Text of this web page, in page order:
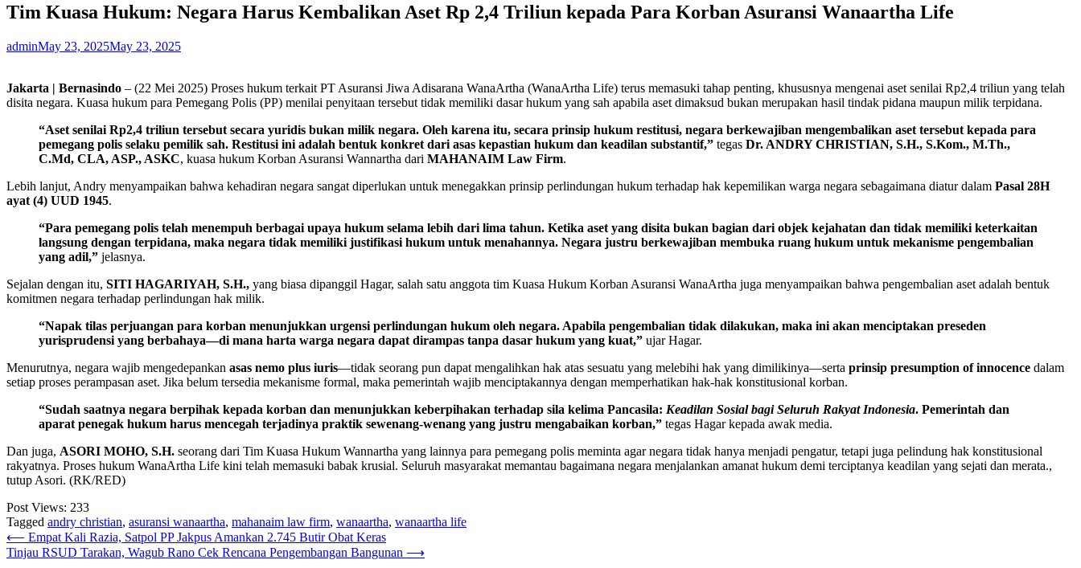
Tim Kuasa Hukum: Negara Harus Kembalikan Aset Rp 2,4 Triliun kepada Para Korban Asuransi Wanaartha Life
adminMay 23, 2025May 23, 2025
Jakarta | Bernasindo – (22 Mei 2025) Proses hukum terkait PT Asuransi Jiwa Adisarana WanaArtha (WanaArtha Life) terus memasuki tahap penting, khususnya mengenai aset senilai Rp2,4 triliun yang telah
disita negara. Kuasa hukum para Pemegang Polis (PP) menilai penyitaan tersebut tidak memiliki dasar hukum yang sah apabila aset dimaksud bukan merupakan hasil tindak pidana maupun milik terpidana.
“Aset senilai Rp2,4 triliun tersebut secara yuridis bukan milik negara. Oleh karena itu, secara prinsip hukum restitusi, negara berkewajiban mengembalikan aset tersebut kepada para
pemegang polis selaku pemilik sah. Restitusi ini adalah bentuk konkret dari asas kepastian hukum dan keadilan substantif,” tegas Dr. ANDRY CHRISTIAN, S.H., S.Kom., M.Th.,
C.Md, CLA, ASP., ASKC, kuasa hukum Korban Asuransi Wannartha dari MAHANAIM Law Firm.
Lebih lanjut, Andry menyampaikan bahwa kehadiran negara sangat diperlukan untuk menegakkan prinsip perlindungan hukum terhadap hak kepemilikan warga negara sebagaimana diatur dalam Pasal 28H
ayat (4) UUD 1945.
“Para pemegang polis telah menempuh berbagai upaya hukum selama lebih dari lima tahun. Ketika aset yang disita bukan bagian dari objek kejahatan dan tidak memiliki keterkaitan
langsung dengan terpidana, maka negara tidak memiliki justifikasi hukum untuk menahannya. Negara justru berkewajiban membuka ruang hukum untuk mekanisme pengembalian
yang adil,” jelasnya.
Sejalan dengan itu, SITI HAGARIYAH, S.H., yang biasa dipanggil Hagar, salah satu anggota tim Kuasa Hukum Korban Asuransi WanaArtha juga menyampaikan bahwa pengembalian aset adalah bentuk
komitmen negara terhadap perlindungan hak milik.
“Napak tilas perjuangan para korban menunjukkan urgensi perlindungan hukum oleh negara. Apabila pengembalian tidak dilakukan, maka ini akan menciptakan preseden
yurisprudensi yang berbahaya—di mana harta warga negara dapat dirampas tanpa dasar hukum yang kuat,” ujar Hagar.
Menurutnya, negara wajib mengedepankan asas nemo plus iuris—tidak seorang pun dapat mengalihkan hak atas sesuatu yang melebihi hak yang dimilikinya—serta prinsip presumption of innocence dalam
setiap proses perampasan aset. Jika belum tersedia mekanisme formal, maka pemerintah wajib menciptakannya dengan memperhatikan hak-hak konstitusional korban.
“Sudah saatnya negara berpihak kepada korban dan menunjukkan keberpihakan terhadap sila kelima Pancasila: Keadilan Sosial bagi Seluruh Rakyat Indonesia. Pemerintah dan
aparat penegak hukum harus mencegah terjadinya praktik sewenang-wenang yang justru mengabaikan korban,” tegas Hagar kepada awak media.
Dan juga, ASORI MOHO, S.H. seorang dari Tim Kuasa Hukum Wannartha yang lainnya para pemegang polis meminta agar negara tidak hanya menjadi pengatur, tetapi juga pelindung hak konstitusional
rakyatnya. Proses hukum WanaArtha Life kini telah memasuki babak krusial. Seluruh masyarakat memantau bagaimana negara menjalankan amanat hukum demi terciptanya keadilan yang sejati dan merata.,
tutup Asori. (RK/RED)
Post Views: 233
Tagged andry christian, asuransi wanaartha, mahanaim law firm, wanaartha, wanaartha life
Post
navigation
⟵ Empat Kali Razia, Satpol PP Jakpus Amankan 2.745 Butir Obat Keras
Tinjau RSUD Tarakan, Wagub Rano Cek Rencana Pengembangan Bangunan ⟶